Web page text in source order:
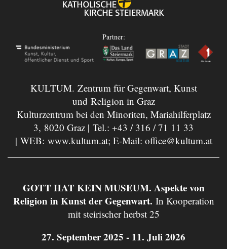
Partner:
KULTUM. Zentrum für Gegenwart, Kunst
und Religion in Graz
Kulturzentrum bei den Minoriten, Mariahilferplatz
3, 8020 Graz | Tel.: +43 / 316 / 71 11 33
| WEB: www.kultum.at; E-Mail: office@kultum.at
GOTT HAT KEIN MUSEUM. Aspekte von
Religion in Kunst der Gegenwart. In Kooperation
mit steirischer herbst 25
27. September 2025 - 11. Juli 2026